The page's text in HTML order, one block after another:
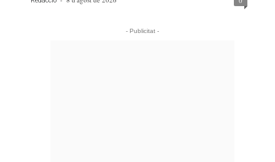
- Publicitat -